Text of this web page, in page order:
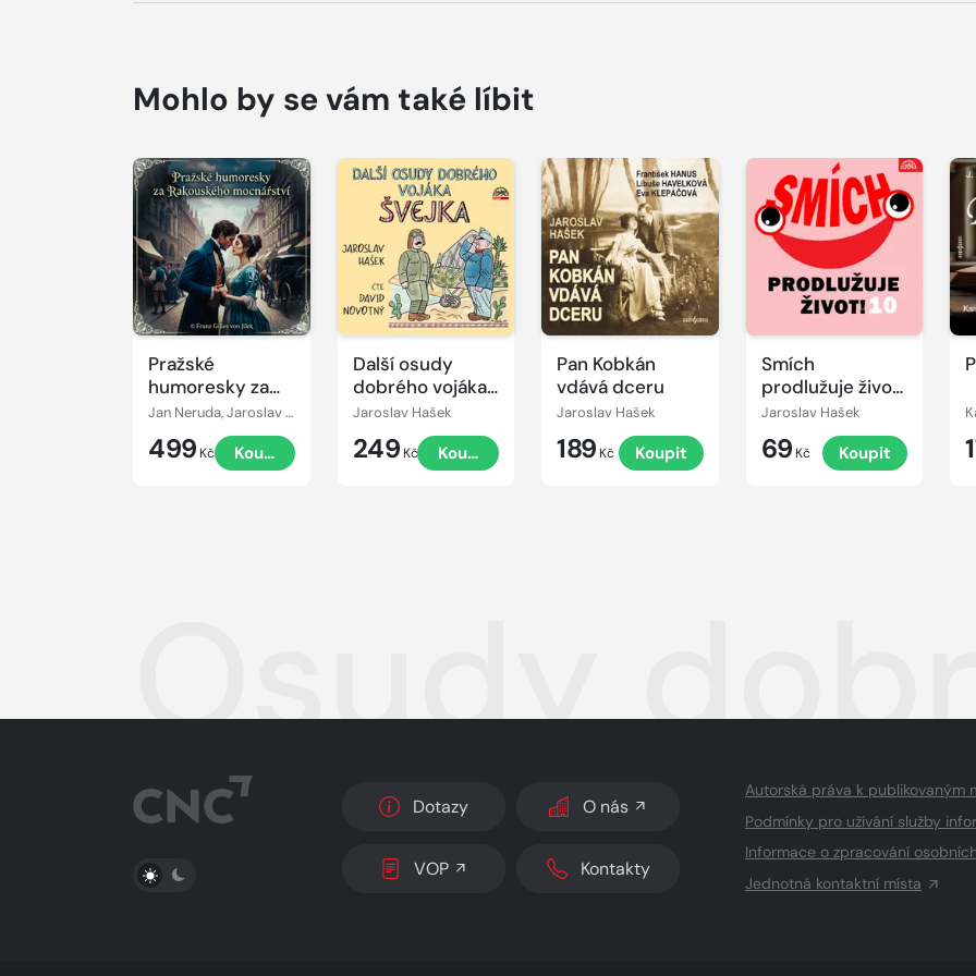
Mohlo by se vám také líbit
Pražské
humoresky za
Rakouského
mocnářství
Jan Neruda, Jaroslav Hašek, František Jílek, Rudolf Slawitschek
499 Kč Koupit
Přehrát
ukázku
Další osudy
dobrého vojáka
Švejka
Jaroslav Hašek
249 Kč Koupit
Přehrát
ukázku
Pan Kobkán
vdává dceru
Jaroslav Hašek
189 Kč Koupit
Přehrát
ukázku
Smích
prodlužuje život!
10
Jaroslav Hašek
69 Kč Koupit
Přehrát
ukázku
Osudy
PŘEPNOUT SVĚTLÝ/TMAVÝ REŽIM
Dotazy O nás
VOP Kontakty
Autorská práva k publikovaným
Podmínky pro užívání služby
Informace o zpracování
Jednotná kontaktní místa